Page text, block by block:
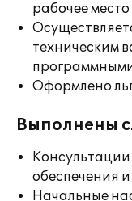
рабочее
техническим
Оформлено
Выполнены
обеспечения
Начальные